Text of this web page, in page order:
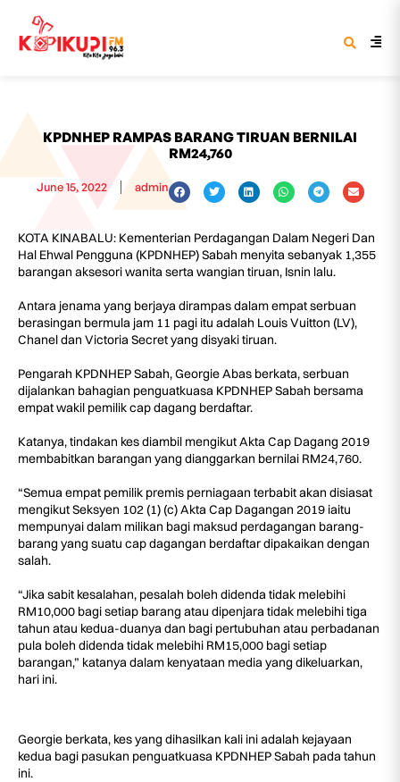
KPDNHEP RAMPAS BARANG TIRUAN BERNILAI
RM24,760
June 15, 2022 admin
KOTA KINABALU: Kementerian Perdagangan Dalam Negeri Dan
Hal Ehwal Pengguna (KPDNHEP) Sabah menyita sebanyak 1,355
barangan aksesori wanita serta wangian tiruan, Isnin lalu.
Antara jenama yang berjaya dirampas dalam empat serbuan
berasingan bermula jam 11 pagi itu adalah Louis Vuitton (LV),
Chanel dan Victoria Secret yang disyaki tiruan.
Pengarah KPDNHEP Sabah, Georgie Abas berkata, serbuan
dijalankan bahagian penguatkuasa KPDNHEP Sabah bersama
empat wakil pemilik cap dagang berdaftar.
Katanya, tindakan kes diambil mengikut Akta Cap Dagang 2019
membabitkan barangan yang dianggarkan bernilai RM24,760.
“Semua empat pemilik premis perniagaan terbabit akan disiasat
mengikut Seksyen 102 (1) (c) Akta Cap Dagangan 2019 iaitu
mempunyai dalam milikan bagi maksud perdagangan barang-
barang yang suatu cap dagangan berdaftar dipakaikan dengan
salah.
“Jika sabit kesalahan, pesalah boleh didenda tidak melebihi
RM10,000 bagi setiap barang atau dipenjara tidak melebihi tiga
tahun atau kedua-duanya dan bagi pertubuhan atau perbadanan
pula boleh didenda tidak melebihi RM15,000 bagi setiap
barangan,” katanya dalam kenyataan media yang dikeluarkan,
hari ini.
Georgie berkata, kes yang dihasilkan kali ini adalah kejayaan
kedua bagi pasukan penguatkuasa KPDNHEP Sabah pada tahun
ini.